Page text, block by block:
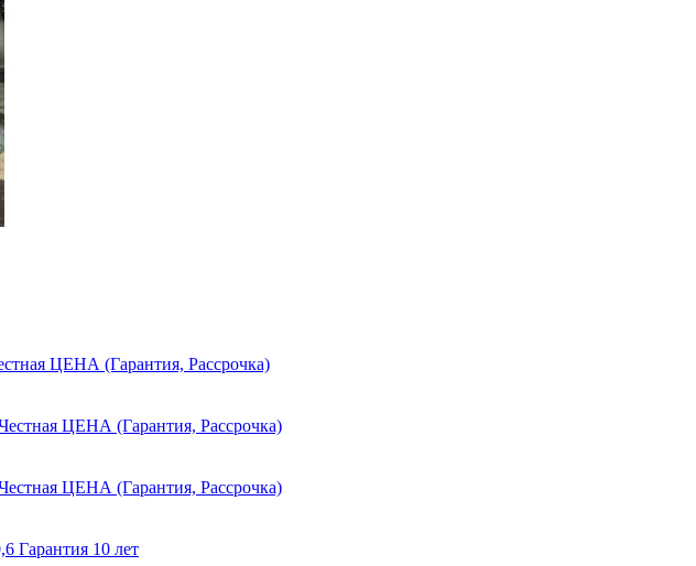
ЦЕНА (Гарантия, Рассрочка)
ЦЕНА (Гарантия, Рассрочка)
ЦЕНА (Гарантия, Рассрочка)
Гарантия 10 лет